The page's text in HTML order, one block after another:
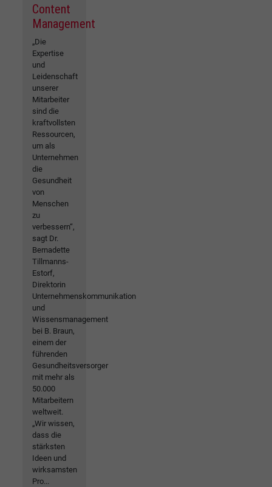
Content
Management
„Die
Expertise
und
Leidenschaft
unserer
Mitarbeiter
sind die
kraftvollsten
Ressourcen,
um als
Unternehmen
die
Gesundheit
von
Menschen
zu
verbessern“,
sagt Dr.
Bernadette
Tillmanns-
Estorf,
Direktorin
Unternehmenskommunikation
und
Wissensmanagement
bei B. Braun,
einem der
führenden
Gesundheitsversorger
mit mehr als
50.000
Mitarbeitern
weltweit.
„Wir wissen,
dass die
stärksten
Ideen und
wirksamsten
Pro...